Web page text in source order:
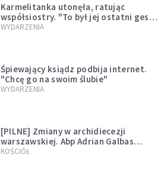
Karmelitanka utonęła, ratując
współsiostry. "To był jej ostatni gest
miłości"
WYDARZENIA
Śpiewający ksiądz podbija internet.
"Chcę go na swoim ślubie"
WYDARZENIA
[PILNE] Zmiany w archidiecezji
warszawskiej. Abp Adrian Galbas
wręczył dekrety nowym proboszczom
KOŚCIÓŁ